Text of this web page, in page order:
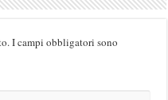
I campi obbligatori sono